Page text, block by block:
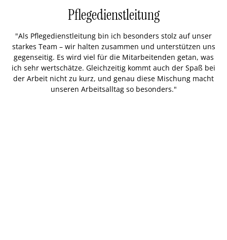
Pflegedienstleitung
"Als Pflegedienstleitung bin ich besonders stolz auf unser
starkes Team – wir halten zusammen und unterstützen uns
gegenseitig. Es wird viel für die Mitarbeitenden getan, was
ich sehr wertschätze. Gleichzeitig kommt auch der Spaß bei
der Arbeit nicht zu kurz, und genau diese Mischung macht
unseren Arbeitsalltag so besonders."